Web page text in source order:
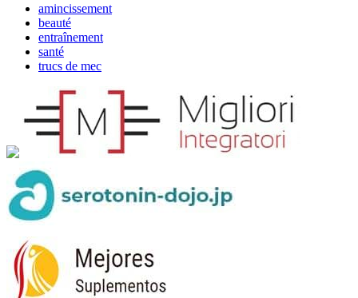
amincissement
beauté
entraînement
santé
trucs de mec